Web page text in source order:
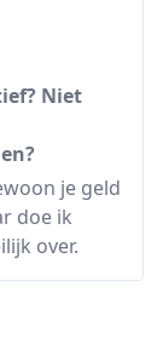
Niet
je geld
doe ik
over.